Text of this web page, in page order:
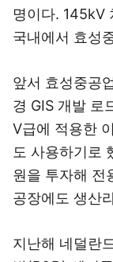
명이다. 145kV
국내에서 효성
앞서 효성중공
경 GIS 개발 로
V급에 적용한
도 사용하기로
원을 투자해 전
공장에도 생산
지난해 네덜란